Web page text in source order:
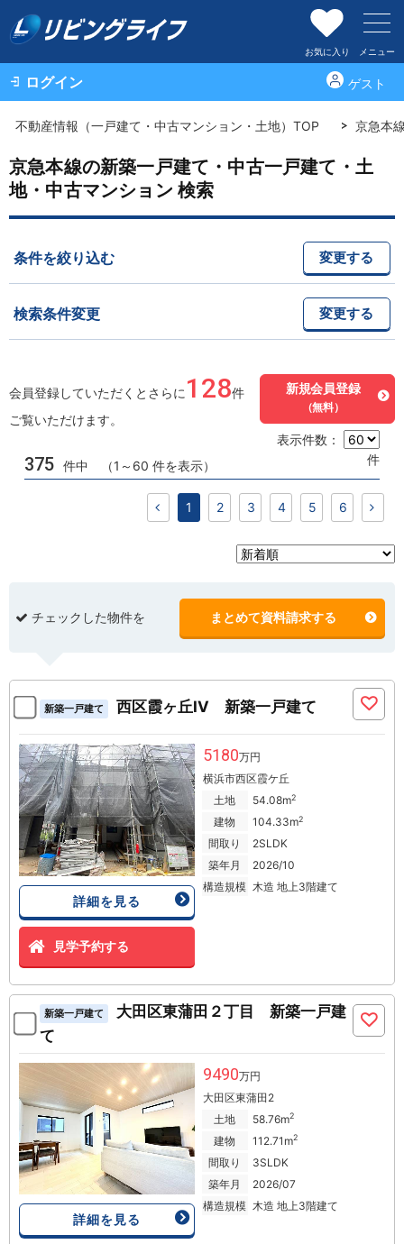
お気に入り メニュー
ログイン ゲスト
不動産情報（一戸建て・中古マンション・土地）TOP 京急本
京急本線の新築一戸建て・中古一戸建て・土
地・中古マンション 検索
条件を絞り込む 変更する
検索条件変更 変更する
会員登録していただくとさらに 128件
ご覧いただけます。
新規会員登録
（無料）
375 件中 （1～60 件を表示）
表示件数：
件
1 2 3 4 5 6
チェックした物件を まとめて資料請求する
新築一戸建て 西区霞ヶ丘IV 新築一戸建て
詳細を見る
見学予約する
5180万円
横浜市西区霞ケ丘
土地
54.08m2
建物 104.33m2
間取り
2SLDK
築年月
2026/10
構造規模 木造 地上3階建て
新築一戸建て
大田区東蒲田２丁目 新築一戸建
て
詳細を見る
9490万円
大田区東蒲田2
土地
58.76m2
建物 112.71m2
間取り
3SLDK
築年月
2026/07
構造規模 木造 地上3階建て